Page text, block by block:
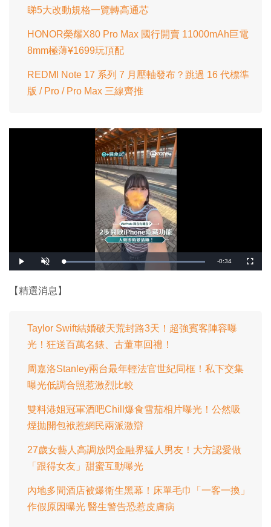
睇5大改動規格一覽轉高通芯
HONOR榮耀X80 Pro Max 國行開賣 11000mAh巨電
8mm極薄¥1699玩頂配
REDMI Note 17 系列 7 月壓軸發布？跳過 16 代標準
版 / Pro / Pro Max 三線齊推
播
放
開
啟
載
入
0
%
剩
-0:34
全
螢
【精選消息】
Taylor Swift結婚破天荒封路3天！超強賓客陣容曝
光！狂送百萬名錶、古董車回禮！
周嘉洛Stanley兩台最年輕法官世紀同框！私下交集
曝光低調合照惹激烈比較
雙料港姐冠軍酒吧Chill爆食雪茄相片曝光！公然吸
煙拋開包袱惹網民兩派激辯
27歲女藝人高調放閃金融界猛人男友！大方認愛做
「跟得女友」甜蜜互動曝光
內地多間酒店被爆衛生黑幕！床單毛巾「一客一換」
作假原因曝光 醫生警告恐惹皮膚病